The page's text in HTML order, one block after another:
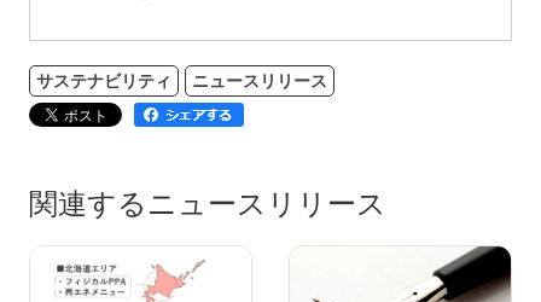
サステナビリティ ニュースリリース
関連するニュースリリース